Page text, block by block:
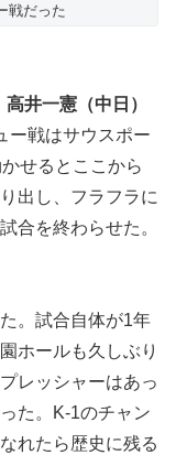
戦だった
井一憲（中日）
ー戦はサウスポー
せるとここから
出し、フラフラに
合を終わらせた。
。試合自体が1年
ホールも久しぶり
レッシャーはあっ
た。K-1のチャン
れたら歴史に残る